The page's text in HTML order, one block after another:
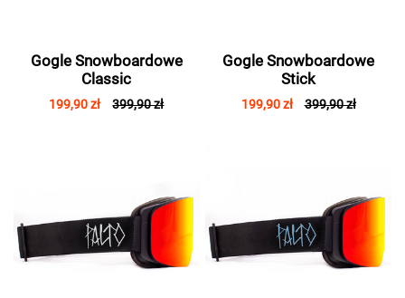
Gogle Snowboardowe
Classic
199,90 zł 399,90 zł
Gogle Snowboardowe
Stick
199,90 zł 399,90 zł